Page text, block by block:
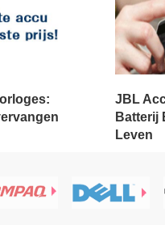
JBL
Batterij
Leven